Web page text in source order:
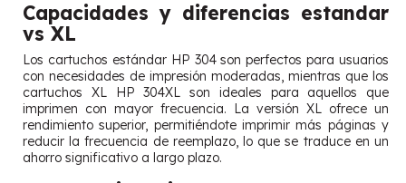
Capacidades y diferencias estandar
vs XL
Los cartuchos estándar HP 304 son perfectos para usuarios
con necesidades de impresión moderadas, mientras que los
cartuchos XL HP 304XL son ideales para aquellos que
imprimen con mayor frecuencia. La versión XL ofrece un
rendimiento superior, permitiéndote imprimir más páginas y
reducir la frecuencia de reemplazo, lo que se traduce en un
ahorro significativo a largo plazo.